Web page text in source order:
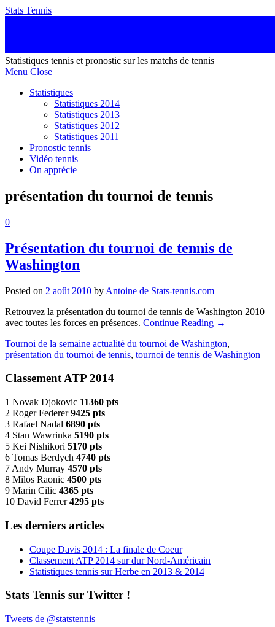
Stats Tennis
Statistiques tennis et pronostic sur les matchs de tennis
Menu Close
Statistiques
Statistiques 2014
Statistiques 2013
Statistiques 2012
Statistiques 2011
Pronostic tennis
Vidéo tennis
On apprécie
présentation du tournoi de tennis
0
Présentation du tournoi de tennis de
Washington
Posted on 2 août 2010 by Antoine de Stats-tennis.com
Retrouvez la présentation du tournoi de tennis de Washington 2010
avec toutes les forces en présences. Continue Reading →
Tournoi de la semaine actualité du tournoi de Washington,
présentation du tournoi de tennis, tournoi de tennis de Washington
Classement ATP 2014
1 Novak Djokovic 11360 pts
2 Roger Federer9425 pts
3 Rafael Nadal 6890 pts
4 Stan Wawrinka 5190 pts
5 Kei Nishikori 5170 pts
6 Tomas Berdych 4740 pts
7 Andy Murray 4570 pts
8 Milos Raonic 4500 pts
9 Marin Cilic 4365 pts
10 David Ferrer4295 pts
Les derniers articles
Coupe Davis 2014 : La finale de Coeur
Classement ATP 2014 sur dur Nord-Américain
Statistiques tennis sur Herbe en 2013 & 2014
Stats Tennis sur Twitter !
Tweets de @statstennis